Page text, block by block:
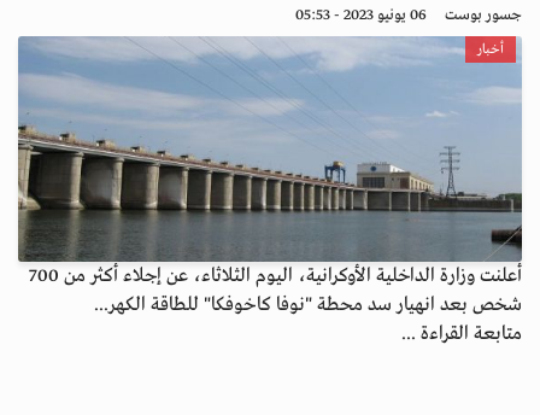
جسور بوست 06 يونيو 2023 - 05:53
أخبار
أعلنت وزارة الداخلية الأوكرانية، اليوم الثلاثاء، عن إجلاء أكثر من 700
شخص بعد انهيار سد محطة "نوفا كاخوفكا" للطاقة الكهر...
متابعة القراءة ...